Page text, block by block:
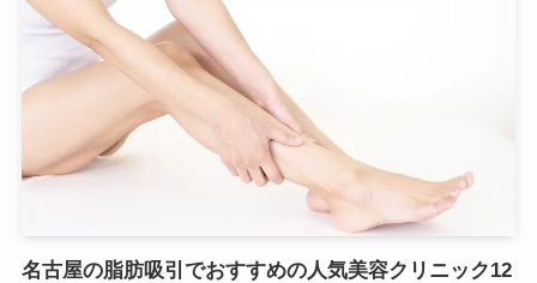
名古屋の脂肪吸引でおすすめの人気美容クリニック12